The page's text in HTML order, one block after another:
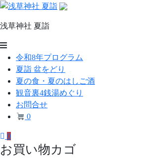
コ
テ
ン
浅草神社 夏詣
浅
草
神
社
夏
詣
令和8年プログラム
夏詣 盆をどり
夏の食・夏のはしご酒
観音裏4銭湯めぐり
お問合せ
0
0
お買い物カゴ